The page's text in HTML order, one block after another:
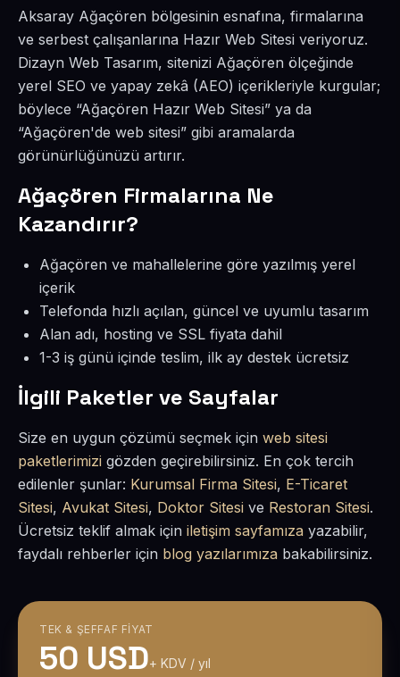
Aksaray Ağaçören bölgesinin esnafına, firmalarına
ve serbest çalışanlarına Hazır Web Sitesi veriyoruz.
Dizayn Web Tasarım, sitenizi Ağaçören ölçeğinde
yerel SEO ve yapay zekâ (AEO) içerikleriyle kurgular;
böylece “Ağaçören Hazır Web Sitesi” ya da
“Ağaçören'de web sitesi” gibi aramalarda
görünürlüğünüzü artırır.
Ağaçören Firmalarına Ne
Kazandırır?
Ağaçören ve mahallelerine göre yazılmış yerel
içerik
Telefonda hızlı açılan, güncel ve uyumlu tasarım
Alan adı, hosting ve SSL fiyata dahil
1-3 iş günü içinde teslim, ilk ay destek ücretsiz
İlgili Paketler ve Sayfalar
Size en uygun çözümü seçmek için web sitesi
paketlerimizi gözden geçirebilirsiniz. En çok tercih
edilenler şunlar: Kurumsal Firma Sitesi, E-Ticaret
Sitesi, Avukat Sitesi, Doktor Sitesi ve Restoran Sitesi.
Ücretsiz teklif almak için iletişim sayfamıza yazabilir,
faydalı rehberler için blog yazılarımıza bakabilirsiniz.
TEK & ŞEFFAF FIYAT
50 USD+ KDV / yıl